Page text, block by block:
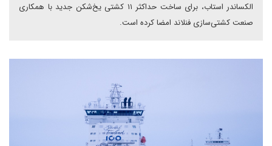
الکساندر استاب، برای ساخت حداکثر ۱۱ کشتی یخ‌شکن جدید با همکاری
صنعت کشتی‌سازی فنلاند امضا کرده است.